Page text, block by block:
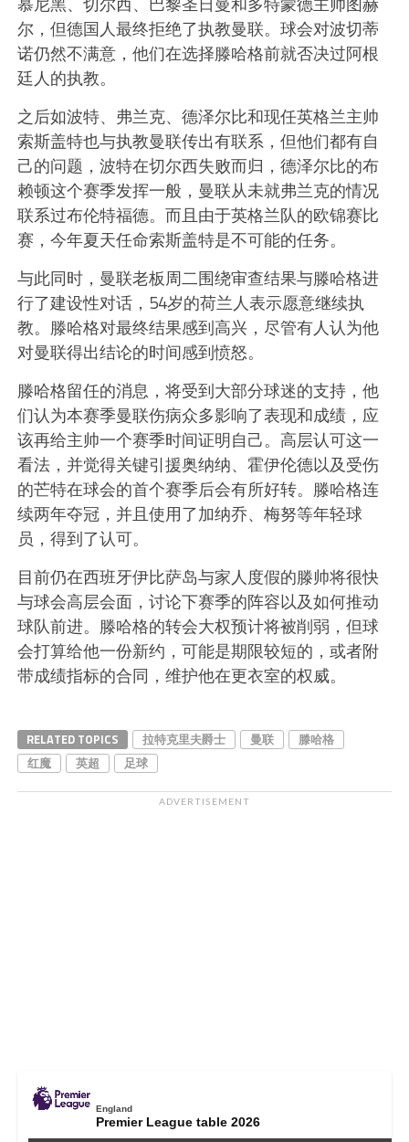
尔，但德国人最终拒绝了执教曼联。球会对波切蒂
诺仍然不满意，他们在选择滕哈格前就否决过阿根
廷人的执教。
之后如波特、弗兰克、德泽尔比和现任英格兰主帅
索斯盖特也与执教曼联传出有联系，但他们都有自
己的问题，波特在切尔西失败而归，德泽尔比的布
赖顿这个赛季发挥一般，曼联从未就弗兰克的情况
联系过布伦特福德。而且由于英格兰队的欧锦赛比
赛，今年夏天任命索斯盖特是不可能的任务。
与此同时，曼联老板周二围绕审查结果与滕哈格进
行了建设性对话，54岁的荷兰人表示愿意继续执
教。滕哈格对最终结果感到高兴，尽管有人认为他
对曼联得出结论的时间感到愤怒。
滕哈格留任的消息，将受到大部分球迷的支持，他
们认为本赛季曼联伤病众多影响了表现和成绩，应
该再给主帅一个赛季时间证明自己。高层认可这一
看法，并觉得关键引援奥纳纳、霍伊伦德以及受伤
的芒特在球会的首个赛季后会有所好转。滕哈格连
续两年夺冠，并且使用了加纳乔、梅努等年轻球
员，得到了认可。
目前仍在西班牙伊比萨岛与家人度假的滕帅将很快
与球会高层会面，讨论下赛季的阵容以及如何推动
球队前进。滕哈格的转会大权预计将被削弱，但球
会打算给他一份新约，可能是期限较短的，或者附
带成绩指标的合同，维护他在更衣室的权威。
RELATED TOPICS 拉特克里夫爵士 曼联
滕哈格
红魔
英超 足球
ADVERTISEMENT
England
Premier League table 2026